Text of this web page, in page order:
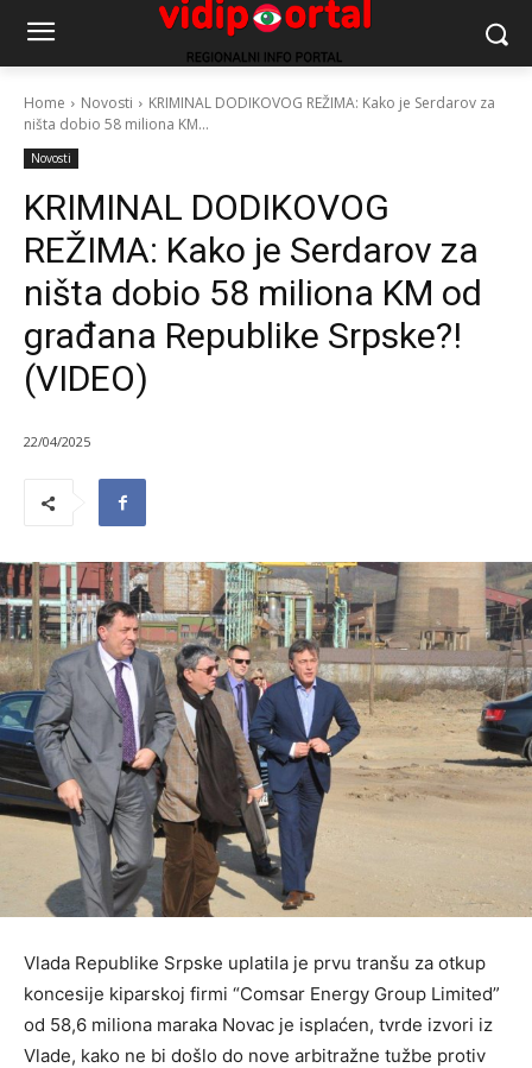
Home Novosti
KRIMINAL DODIKOVOG REŽIMA: Kako je Serdarov za
ništa dobio 58 miliona KM...
Novosti
KRIMINAL DODIKOVOG
REŽIMA: Kako je Serdarov za
ništa dobio 58 miliona KM od
građana Republike Srpske?!
(VIDEO)
22/04/2025
Vlada Republike Srpske uplatila je prvu tranšu za otkup
koncesije kiparskoj firmi “Comsar Energy Group Limited”
od 58,6 miliona maraka Novac je isplaćen, tvrde izvori iz
Vlade, kako ne bi došlo do nove arbitražne tužbe protiv